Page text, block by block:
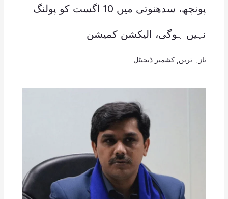
پونچھ، سدھنوتی میں 10 اگست کو پولنگ
نہیں ہوگی، الیکشن کمیشن
تازہ ترین کشمیر ڈیجیٹل